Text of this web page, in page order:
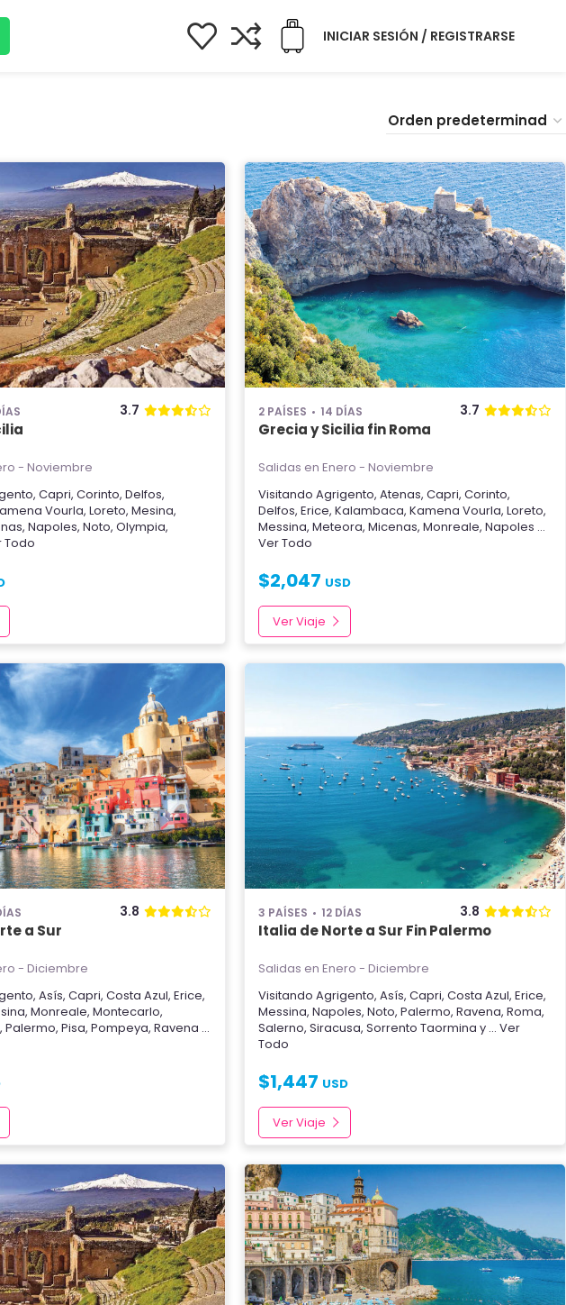
INICIAR SESIÓN / REGISTRARSE
3.7
- Noviembre
,Capri,Corinto,Delfos,
Vourla,Loreto,Mesina,
,Napoles,Noto,Olympia,
Todo
2 PAÍSES 14 DÍAS 3.7
Grecia y Sicilia fin Roma
Salidas en Enero - Noviembre
Visitando Agrigento, Atenas, Capri, Corinto,
Delfos, Erice, Kalambaca, Kamena Vourla, Loreto,
Messina, Meteora, Micenas, Monreale, Napoles ...
Ver Todo
$2,047 USD
Ver Viaje
3.8
a Sur
- Diciembre
,Asís,Capri,Costa Azul,Erice,
,Monreale,Montecarlo,
,Palermo,Pisa,Pompeya,Ravena ...
3 PAÍSES 12 DÍAS 3.8
Italia de Norte a Sur Fin Palermo
Salidas en Enero - Diciembre
Visitando Agrigento, Asís, Capri, Costa Azul, Erice,
Messina, Napoles, Noto, Palermo, Ravena, Roma,
Salerno, Siracusa, Sorrento Taormina y ... Ver
Todo
$1,447 USD
Ver Viaje